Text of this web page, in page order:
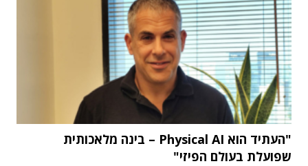
"העתיד הוא Physical AI – בינה מלאכותית
שפועלת בעולם הפיזי"